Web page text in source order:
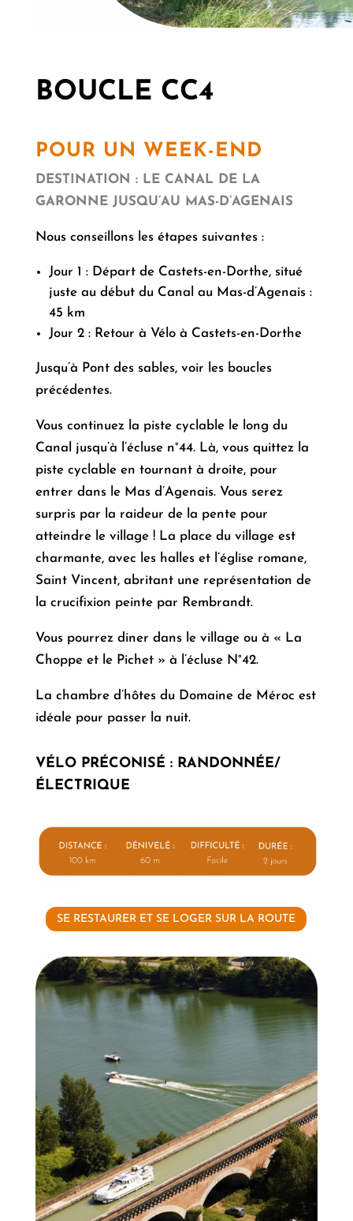
BOUCLE CC4
POUR UN WEEK-END
DESTINATION : LE CANAL DE LA
GARONNE JUSQU’AU MAS-D’AGENAIS
Nous conseillons les étapes suivantes :
Jour 1 : Départ de Castets-en-Dorthe, situé
juste au début du Canal au Mas-d’Agenais :
45 km
Jour 2 : Retour à Vélo à Castets-en-Dorthe
Jusqu’à Pont des sables, voir les boucles
précédentes.
Vous continuez la piste cyclable le long du
Canal jusqu’à l’écluse n°44. Là, vous quittez la
piste cyclable en tournant à droite, pour
entrer dans le Mas d’Agenais. Vous serez
surpris par la raideur de la pente pour
atteindre le village ! La place du village est
charmante, avec les halles et l’église romane,
Saint Vincent, abritant une représentation de
la crucifixion peinte par Rembrandt.
Vous pourrez diner dans le village ou à « La
Choppe et le Pichet » à l’écluse N°42.
La chambre d’hôtes du Domaine de Méroc est
idéale pour passer la nuit.
VÉLO PRÉCONISÉ : RANDONNÉE/
ÉLECTRIQUE
SE RESTAURER ET SE LOGER SUR LA ROUTE